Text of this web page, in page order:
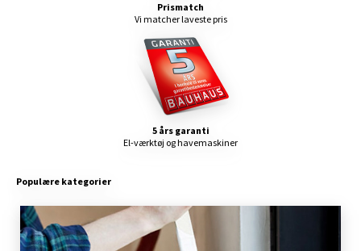
Prismatch
Vi matcher laveste pris
5 års garanti
El-værktøj og havemaskiner
Populære kategorier